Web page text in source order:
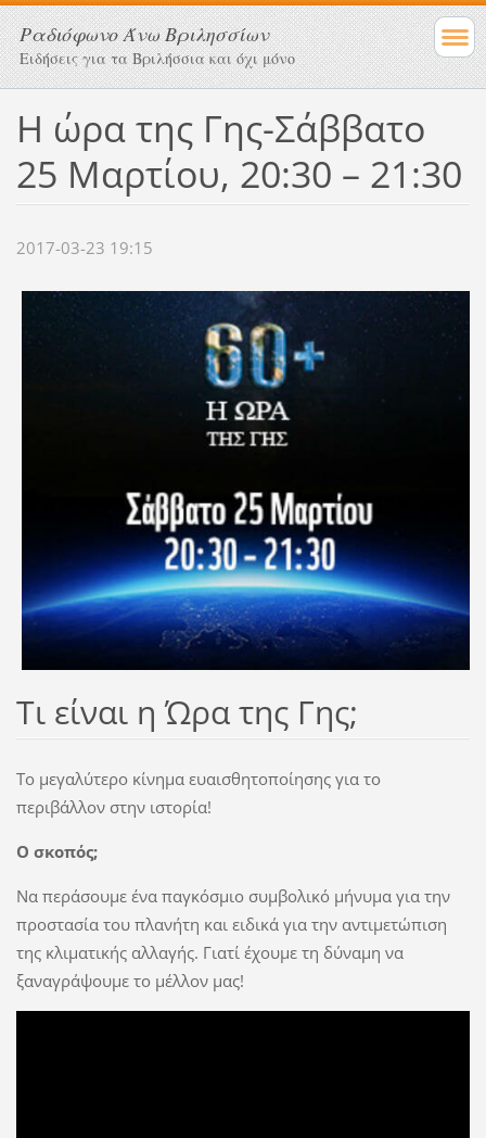
Ραδιόφωνο Άνω Βριλησσίων
Ειδήσεις για τα Βριλήσσια και όχι μόνο
Η ώρα της Γης-Σάββατο
25 Μαρτίου, 20:30 – 21:30
2017-03-23 19:15
Τι είναι η Ώρα της Γης;
Το μεγαλύτερο κίνημα ευαισθητοποίησης για το
περιβάλλον στην ιστορία!
Ο σκοπός;
Να περάσουμε ένα παγκόσμιο συμβολικό μήνυμα για την
προστασία του πλανήτη και ειδικά για την αντιμετώπιση
της κλιματικής αλλαγής. Γιατί έχουμε τη δύναμη να
ξαναγράψουμε το μέλλον μας!